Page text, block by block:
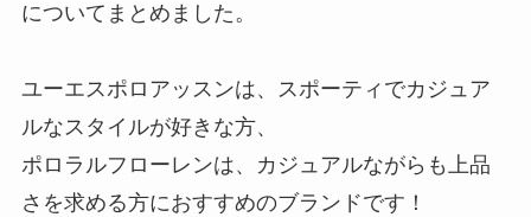
についてまとめました。
ユーエスポロアッスンは、スポーティでカジュア
ルなスタイルが好きな方、
ポロラルフローレンは、カジュアルながらも上品
さを求める方におすすめのブランドです！